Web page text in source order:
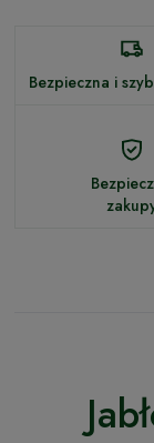
Bezpieczna i